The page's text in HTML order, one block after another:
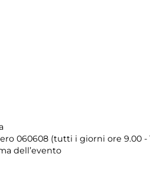
060608 (tutti i giorni ore 9.00 -
dell’evento